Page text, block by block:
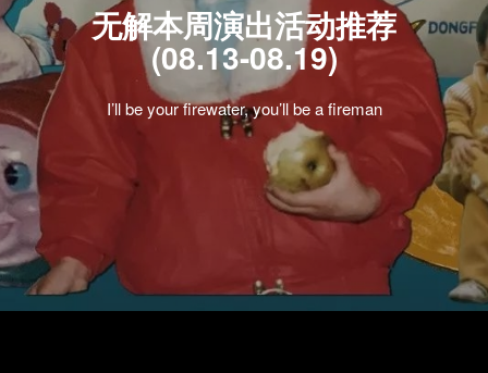
无解本周演出活动推荐
(08.13-08.19)
I’ll be your firewater, you’ll be a fireman